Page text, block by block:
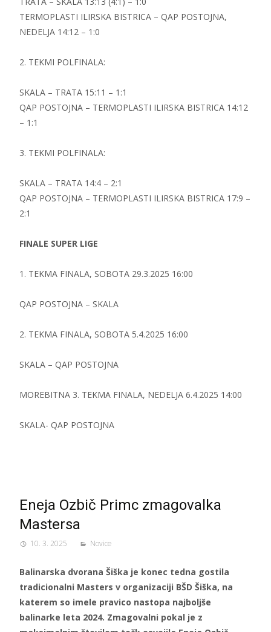
TERMOPLASTI ILIRSKA BISTRICA – QAP POSTOJNA,
NEDELJA 14:12 – 1:0
2. TEKMI POLFINALA:
SKALA – TRATA 15:11 – 1:1
QAP POSTOJNA – TERMOPLASTI ILIRSKA BISTRICA 14:12
– 1:1
3. TEKMI POLFINALA:
SKALA – TRATA 14:4 – 2:1
QAP POSTOJNA – TERMOPLASTI ILIRSKA BISTRICA 17:9 –
2:1
FINALE SUPER LIGE
1. TEKMA FINALA, SOBOTA 29.3.2025 16:00
QAP POSTOJNA – SKALA
2. TEKMA FINALA, SOBOTA 5.4.2025 16:00
SKALA – QAP POSTOJNA
MOREBITNA 3. TEKMA FINALA, NEDELJA 6.4.2025 14:00
SKALA- QAP POSTOJNA
Eneja Ozbič Primc zmagovalka
Mastersa
10. 3. 2025 Novice
Balinarska dvorana Šiška je konec tedna gostila
tradicionalni Masters v organizaciji BŠD Šiška, na
katerem so imele pravico nastopa najboljše
balinarke leta 2024. Zmagovalni pokal je z